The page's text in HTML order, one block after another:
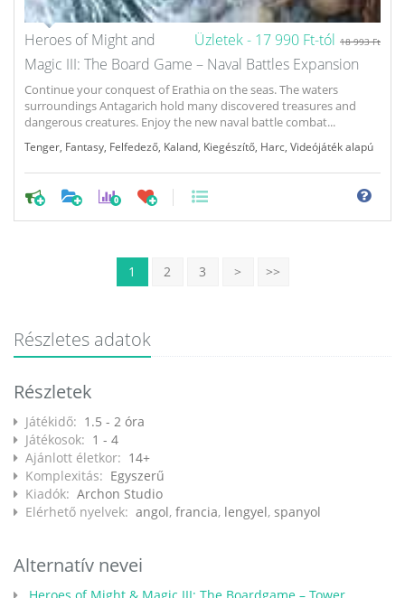
Üzletek - 17 990 Ft-tól 18 993 Ft
Heroes of Might and
Magic III: The Board Game – Naval Battles Expansion
Continue your conquest of Erathia on the seas. The waters
surroundings Antagarich hold many discovered treasures and
dangerous creatures. Enjoy the new naval battle combat...
Tenger, Fantasy, Felfedező, Kaland, Kiegészítő, Harc, Videójáték alapú
0
1 2 3 > >>
Részletes adatok
Részletek
Játékidő: 1.5 - 2 óra
Játékosok: 1 - 4
Ajánlott életkor: 14+
Komplexitás: Egyszerű
Kiadók: Archon Studio
Elérhető nyelvek: angol, francia, lengyel, spanyol
Alternatív nevei